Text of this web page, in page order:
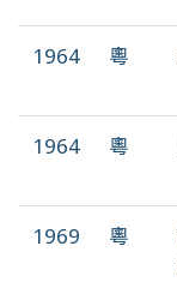
1964 粵
1964 粵
1969 粵